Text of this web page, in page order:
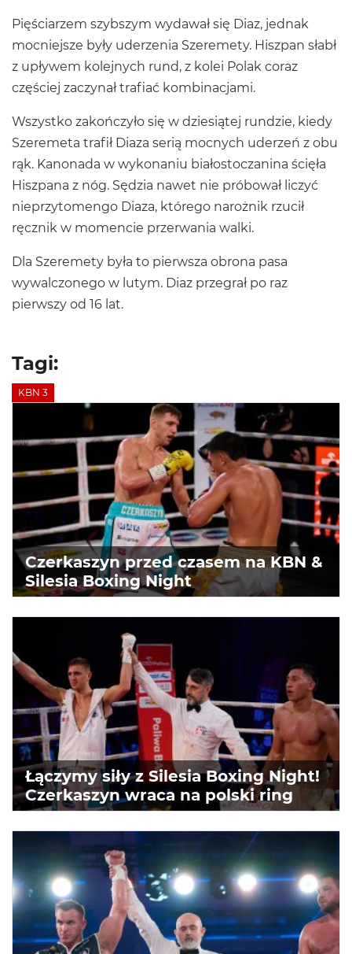
Pięściarzem szybszym wydawał się Diaz, jednak
mocniejsze były uderzenia Szeremety. Hiszpan słabł
z upływem kolejnych rund, z kolei Polak coraz
częściej zaczynał trafiać kombinacjami.
Wszystko zakończyło się w dziesiątej rundzie, kiedy
Szeremeta trafił Diaza serią mocnych uderzeń z obu
rąk. Kanonada w wykonaniu białostoczanina ścięła
Hiszpana z nóg. Sędzia nawet nie próbował liczyć
nieprzytomengo Diaza, którego narożnik rzucił
ręcznik w momencie przerwania walki.
Dla Szeremety była to pierwsza obrona pasa
wywalczonego w lutym. Diaz przegrał po raz
pierwszy od 16 lat.
Tagi:
KBN 3
Czerkaszyn przed czasem na KBN &
Silesia Boxing Night
Łączymy siły z Silesia Boxing Night!
Czerkaszyn wraca na polski ring